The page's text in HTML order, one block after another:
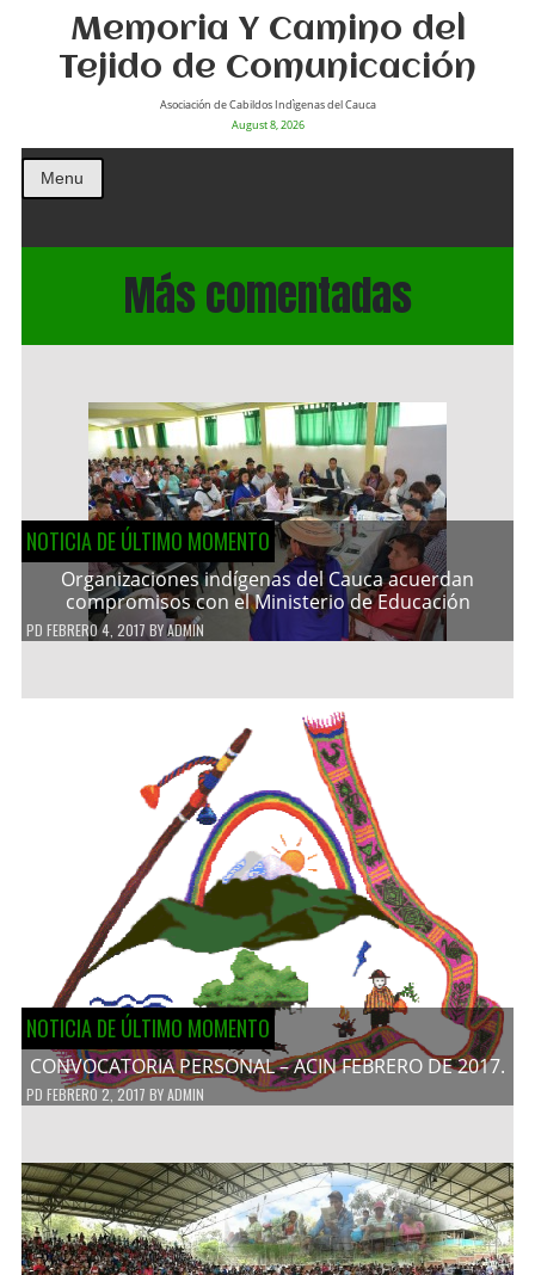
Memoria Y Camino del
Tejido de Comunicación
Asociación de Cabildos Indìgenas del Cauca
August 8, 2026
Menu
Más comentadas
NOTICIA DE ÚLTIMO MOMENTO
Organizaciones indígenas del Cauca acuerdan
compromisos con el Ministerio de Educación
PD FEBRERO 4, 2017 BYADMIN
NOTICIA DE ÚLTIMO MOMENTO
CONVOCATORIA PERSONAL – ACIN FEBRERO DE 2017.
PD FEBRERO 2, 2017 BYADMIN